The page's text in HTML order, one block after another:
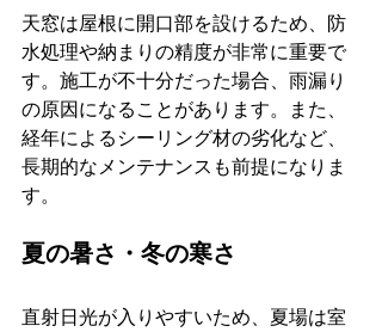
天窓は屋根に開口部を設けるため、防
水処理や納まりの精度が非常に重要で
す。施工が不十分だった場合、雨漏り
の原因になることがあります。また、
経年によるシーリング材の劣化など、
長期的なメンテナンスも前提になりま
す。
夏の暑さ・冬の寒さ
直射日光が入りやすいため、夏場は室